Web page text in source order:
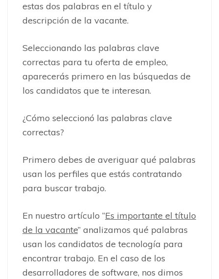
estas dos palabras en el título y
descripción de la vacante.
Seleccionando las palabras clave
correctas para tu oferta de empleo,
aparecerás primero en las búsquedas de
los candidatos que te interesan.
¿Cómo seleccionó las palabras clave
correctas?
Primero debes de averiguar qué palabras
usan los perfiles que estás contratando
para buscar trabajo.
En nuestro artículo “Es importante el título
de la vacante” analizamos qué palabras
usan los candidatos de tecnología para
encontrar trabajo. En el caso de los
desarrolladores de software, nos dimos